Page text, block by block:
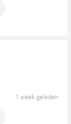
1 week geleden